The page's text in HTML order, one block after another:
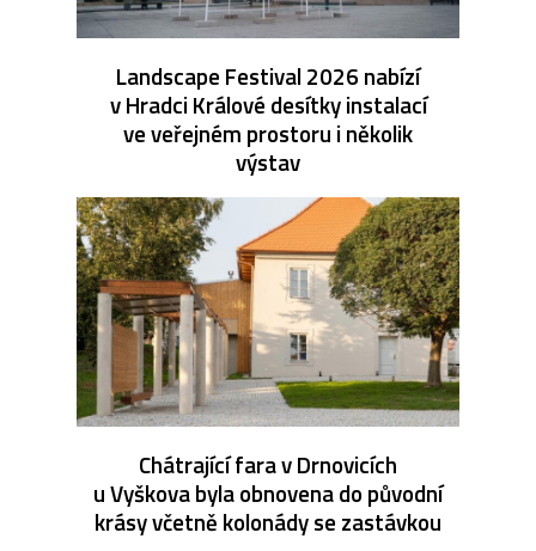
Landscape Festival 2026 nabízí
v Hradci Králové desítky instalací
ve veřejném prostoru i několik
výstav
Chátrající fara v Drnovicích
u Vyškova byla obnovena do původní
krásy včetně kolonády se zastávkou